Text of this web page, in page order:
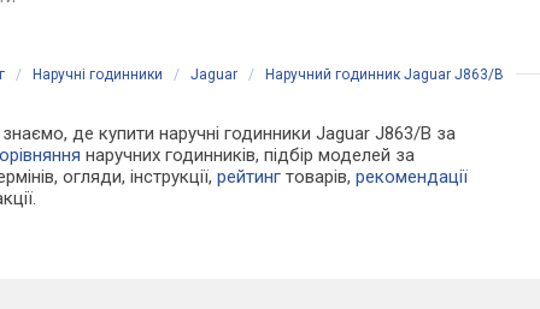
/ Наручні годинники / Jaguar / Наручний годинник Jaguar J863/B
де купити наручні годинники Jaguar J863/B за
наручних годинників, підбір моделей за
огляди, інструкції,рейтинг товарів,рекомендації